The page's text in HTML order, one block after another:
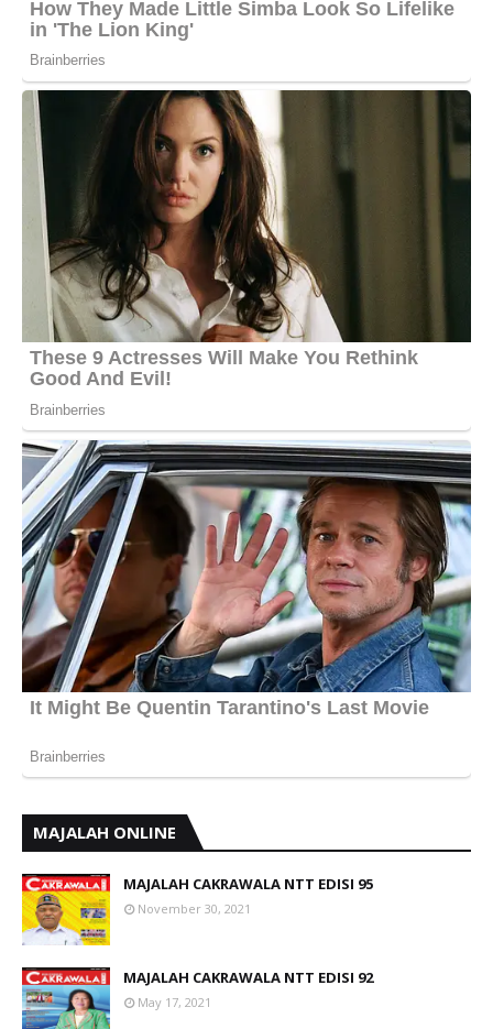
MAJALAH ONLINE
MAJALAH CAKRAWALA NTT EDISI 95
November 30, 2021
MAJALAH CAKRAWALA NTT EDISI 92
May 17, 2021